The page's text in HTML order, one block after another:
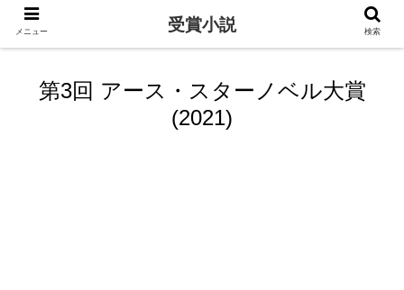
第3回 アース・スターノベル大賞
(2021)
メニュー 受賞小説 検索